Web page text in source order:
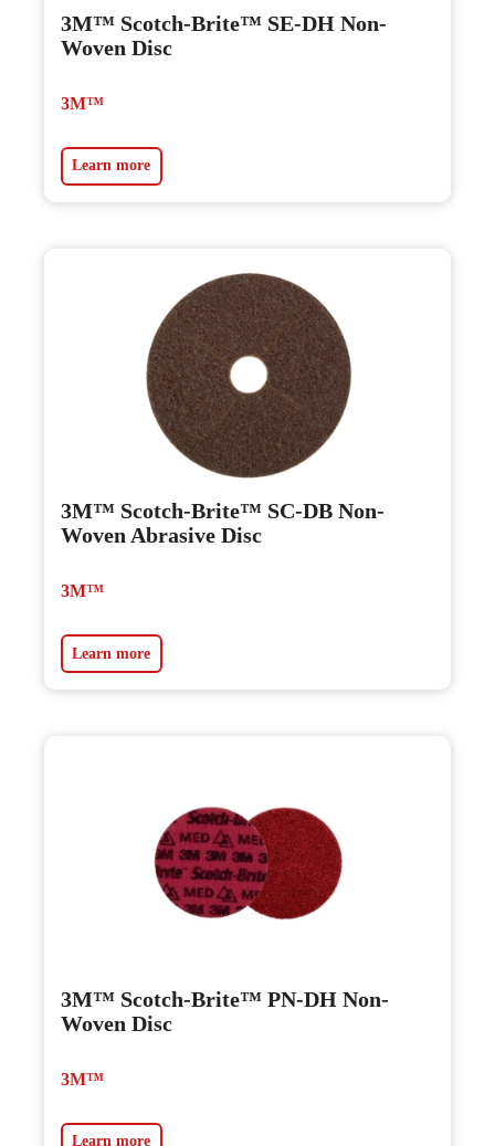
3M™ Scotch-Brite™ SE-DH Non-
Woven Disc
3M™
Learn more
3M™ Scotch-Brite™ SC-DB Non-
Woven Abrasive Disc
3M™
Learn more
3M™ Scotch-Brite™ PN-DH Non-
Woven Disc
3M™
Learn more